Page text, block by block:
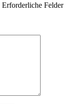
Erforderliche Felder